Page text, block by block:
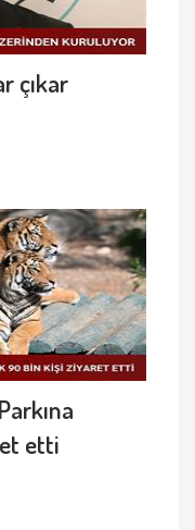
çıkar
etti